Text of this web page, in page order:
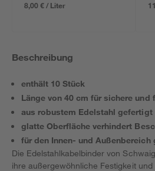
8,00 € / Liter
Beschreibung
enthält 10 Stück
Länge von 40 cm für sichere und
aus robustem Edelstahl gefertigt
glatte Oberfläche verhindert
für den Innen- und Außenbereich
Die Edelstahlkabelbinder von
ihre außergewöhnliche Festigkeit